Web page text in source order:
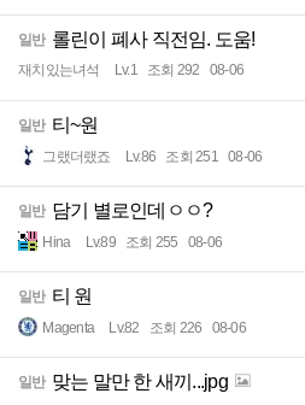
일반 롤린이 폐사 직전임. 도움!
재치있는녀석 Lv.1 조회 292 08-06
일반 티~원
그랬더랬죠 Lv.86 조회 251 08-06
일반 담기 별로인데ㅇㅇ?
Hina Lv.89 조회 255 08-06
일반 티 원
Magenta Lv.82 조회 226 08-06
일반 맞는 말만 한 새끼...jpg